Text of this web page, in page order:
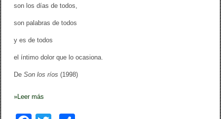
M
r
n
H
P
son los días de todos,
son palabras de todos
y es de todos
el íntimo dolor que lo ocasiona.
DeSon los ríos (1998)
»Leer más